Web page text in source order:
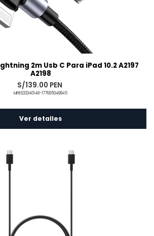
2m Usb C Para iPad 10.2 A2197
A2198
S/139.00 PEN
MPE633340148-177695049945
Ver detalles